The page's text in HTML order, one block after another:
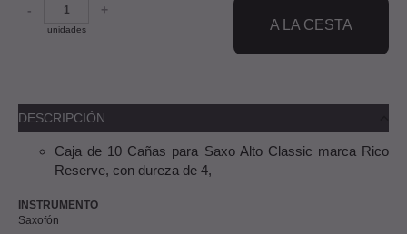
-
unidades
+
A LA CESTA
DESCRIPCIÓN
Caja de 10 Cañas para Saxo Alto Classic marca Rico
Reserve, con dureza de 4,
INSTRUMENTO
Saxofón